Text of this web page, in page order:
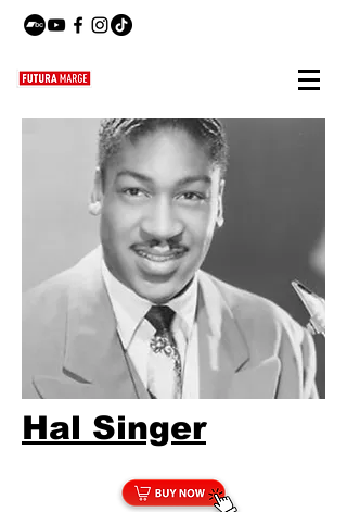
Hal Singer